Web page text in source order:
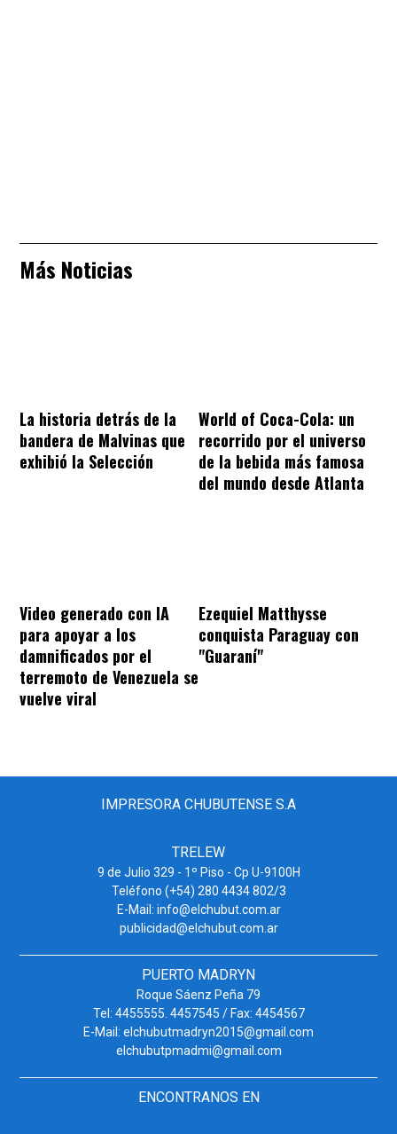
Más Noticias
La historia detrás de la
bandera de Malvinas que
exhibió la Selección
World of Coca-Cola: un
recorrido por el universo
de la bebida más famosa
del mundo desde Atlanta
Video generado con IA
para apoyar a los
damnificados por el
terremoto de Venezuela se
vuelve viral
Ezequiel Matthysse
conquista Paraguay con
"Guaraní"
IMPRESORA CHUBUTENSE S.A
TRELEW
9 de Julio 329 - 1º Piso - Cp U-9100H
Teléfono (+54) 280 4434 802/3
E-Mail: info@elchubut.com.ar
publicidad@elchubut.com.ar
PUERTO MADRYN
Roque Sáenz Peña 79
Tel: 4455555. 4457545 / Fax: 4454567
E-Mail: elchubutmadryn2015@gmail.com
elchubutpmadmi@gmail.com
ENCONTRANOS EN